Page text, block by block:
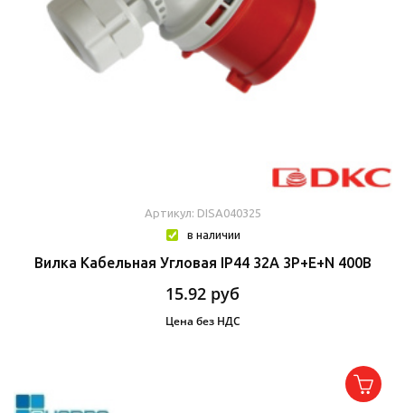
Артикул: DISA040325
в наличии
Вилка Кабельная Угловая IP44 32A 3P+E+N 400В
15.92 руб
Цена без НДС